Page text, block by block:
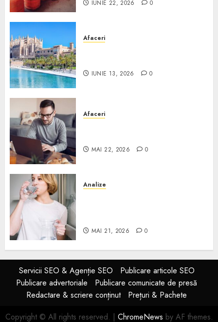
IUNIE 22, 2026 0
Afaceri
IUNIE 13, 2026 0
Afaceri
MAI 22, 2026 0
Analize
MAI 21, 2026 0
Servicii SEO & Agenție SEO
Publicare articole SEO
Publicare advertoriale
Publicare comunicate de presă
Redactare & scriere conținut
Prețuri & Pachete
Copyright © All rights reserved. | ChromeNews by AF themes.